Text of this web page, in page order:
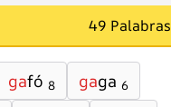
49 Palabras
gafó 8 gaga 6